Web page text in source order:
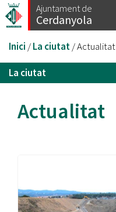
Vés
al
Ajuntament de
Cerdanyola
Esteu
aquí
Inici /La ciutat/Actualitat
La ciutat
Actualitat